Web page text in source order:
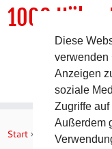
Inhalt
1000
DER
Start » Aktuelles »
Diese
verwenden
Anzeigen
soziale
Zugriffe
Außerdem